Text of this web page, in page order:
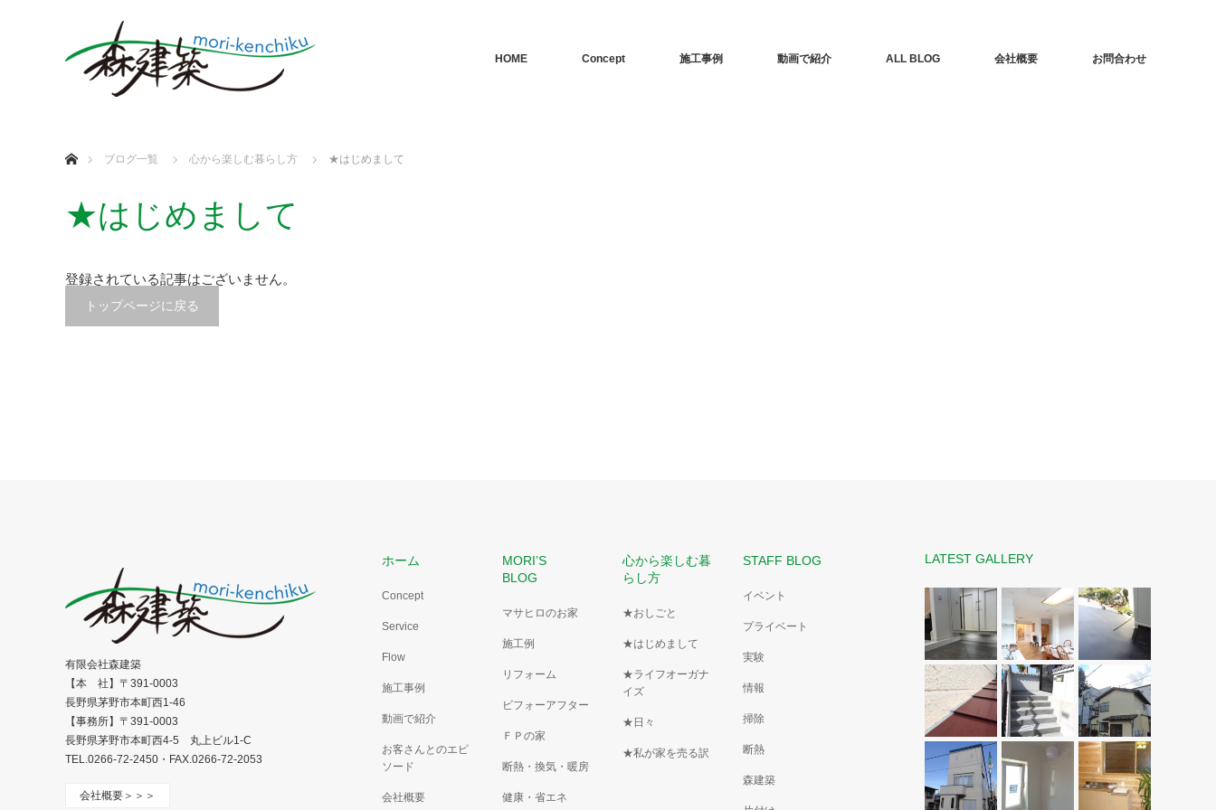
HOME Concept 施工事例 動画で紹介 ALL BLOG 会社概要 お問合わせ
ブログ一覧
心から楽しむ暮らし方 ★はじめまして
★はじめまして
登録されている記事はございません。
トップページに戻る
ホーム
Concept
Service
Flow
施工事例
動画で紹介
お客さんとのエピ
ソード
会社概要
MORI’S
BLOG
マサヒロのお家
施工例
リフォーム
ビフォーアフター
ＦＰの家
断熱・換気・暖房
健康・省エネ
心から楽しむ暮
らし方
★おしごと
★はじめまして
★ライフオーガナ
イズ
★日々
★私が家を売る訳
STAFF BLOG
イベント
プライベート
実験
情報
掃除
断熱
森建築
LATEST GALLERY
有限会社森建築
【本 社】〒391-0003
長野県茅野市本町西1-46
【事務所】〒391-0003
長野県茅野市本町西4-5 丸上ビル1-C
TEL.0266-72-2450・FAX.0266-72-2053
会社概要＞＞＞